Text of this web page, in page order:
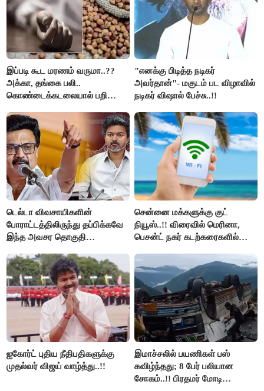
இப்படி கூட மரணம் வருமா..??
அக்கா, தங்கை பலி..
கொண்டைக்கடலையால் பறிபோன
"எனக்கு பிடித்த நடிகர்
அவர்தான்"- மகுடம் பட விழாவில்
நடிகர் விஷால் பேச்சு..!!
டெல்டா விவசாயிகளின்
போராட்டத்திலிருந்து தப்பிக்கவே
இந்த அவசர தொகுதி
அரங்கேற்றுகிறார் முதலமைச்சர் -
திமுக ஐடி விங்..!!
சென்னை மக்களுக்கு குட்
நியூஸ்..!! விரைவில் மெரினா,
பெசன்ட் நகர் கடற்கரைகளில்
ஐகோர்ட் புதிய நீதிபதிகளுக்கு
முதல்வர் விஜய் வாழ்த்து..!!
இமாச்சலில் பயணிகள் பஸ்
கவிழ்ந்தது; 8 பேர் பலியான
சோகம்..!! பிரதமர் மோடி